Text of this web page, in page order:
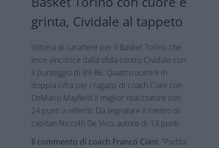
grinta, Cividale al tappeto
Vittoria di carattere per il Basket Torino che
esce vincitrice dalla sfida contro Cividale con
il punteggio di 89-86. Quattro uomini in
doppia cifra per i ragazzi di coach Ciani con
DeMario Mayfield il miglior realizzatore con
24 punti a referto. Da segnalare il rientro di
capitan Niccolò De Vico, autore di 13 punti.
Il commento di coach Franco Ciani: “Partita